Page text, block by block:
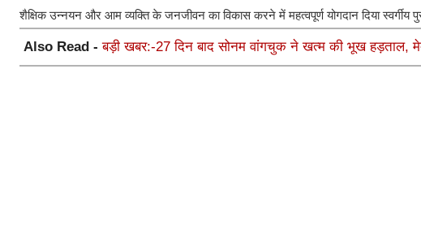
शैक्षिक उन्नयन और आम व्यक्ति के जनजीवन का विकास करने में महत्वपूर्ण योगदान दिया स्वर्गीय
Also Read -बड़ी खबर:-27 दिन बाद सोनम वांगचुक ने खत्म की भूख हड़ताल,